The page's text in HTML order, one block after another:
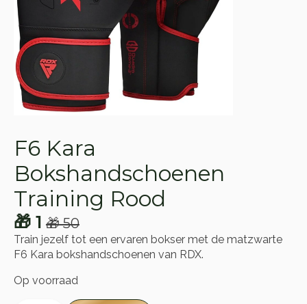
F6 Kara
Bokshandschoenen
Training Rood
🎁50
Oorspronkelijke
prijs
was:
🎁 50.
🎁 1
Huidige
prijs
is:
🎁 1.
Train jezelf tot een ervaren bokser met de matzwarte
F6 Kara bokshandschoenen van RDX.
Op voorraad